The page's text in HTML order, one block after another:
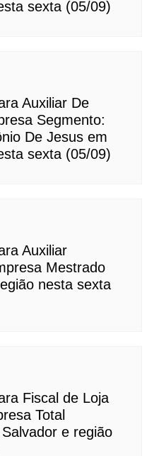
sexta (05/09)
Auxiliar De
Segmento:
De Jesus em
sexta (05/09)
Auxiliar
Mestrado
nesta sexta
Fiscal de Loja
Total
e região